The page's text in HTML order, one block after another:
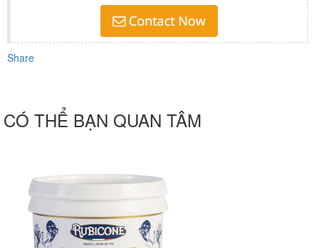
Share
CÓ THỂ BẠN QUAN TÂM